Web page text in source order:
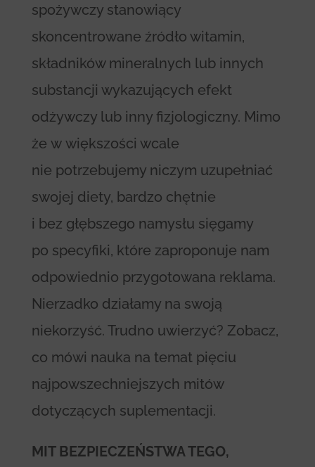
spożywczy stanowiący
skoncentrowane źródło witamin,
składników mineralnych lub innych
substancji wykazujących efekt
odżywczy lub inny fizjologiczny. Mimo
że w większości wcale
nie potrzebujemy niczym uzupełniać
swojej diety, bardzo chętnie
i bez głębszego namysłu sięgamy
po specyfiki, które zaproponuje nam
odpowiednio przygotowana reklama.
Nierzadko działamy na swoją
niekorzyść. Trudno uwierzyć? Zobacz,
co mówi nauka na temat pięciu
najpowszechniejszych mitów
dotyczących suplementacji.
MIT BEZPIECZEŃSTWA TEGO,